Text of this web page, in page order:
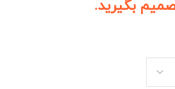
بگیرید.